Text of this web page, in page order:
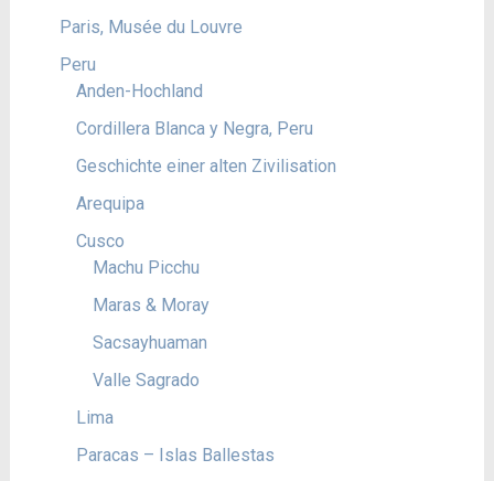
Paris, Musée du Louvre
Peru
Anden-Hochland
Cordillera Blanca y Negra, Peru
Geschichte einer alten Zivilisation
Arequipa
Cusco
Machu Picchu
Maras & Moray
Sacsayhuaman
Valle Sagrado
Lima
Paracas – Islas Ballestas